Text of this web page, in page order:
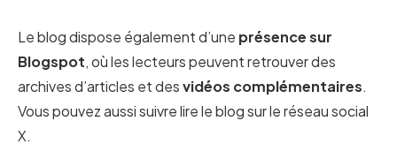
Le blog dispose également d’une présence sur
Blogspot, où les lecteurs peuvent retrouver des
archives d’articles et desvidéos complémentaires.
Vous pouvez aussi suivre lire le blog sur le réseau social
X.